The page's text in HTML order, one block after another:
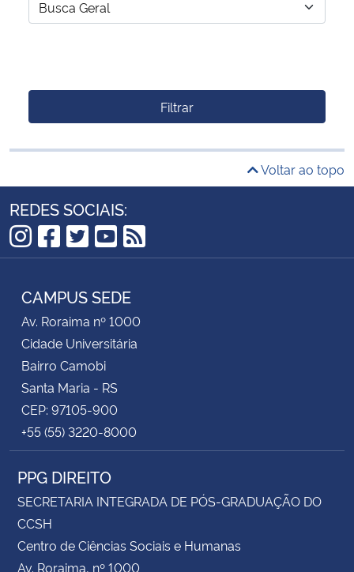
Filtrar
Voltar ao topo
REDES SOCIAIS:
Instagram
Facebook
Twitter
YouTube
RSS
CAMPUS SEDE
Av. Roraima nº 1000
Cidade Universitária
Bairro Camobi
Santa Maria - RS
CEP: 97105-900
+55 (55) 3220-8000
PPG DIREITO
SECRETARIA INTEGRADA DE PÓS-GRADUAÇÃO DO
CCSH
Centro de Ciências Sociais e Humanas
Av. Roraima, nº 1000